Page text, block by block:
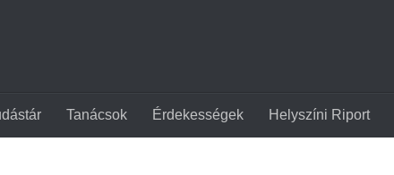
Tanácsok Érdekességek Helyszíni Riport